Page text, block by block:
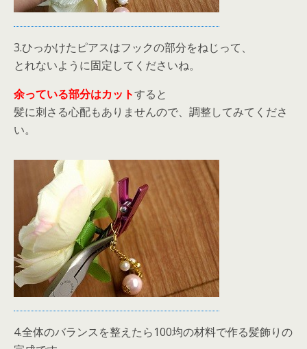
3.ひっかけたピアスはフックの部分をねじって、
とれないように固定してくださいね。
余っている部分はカットすると
髪に刺さる心配もありませんので、調整してみてくださ
い。
4.全体のバランスを整えたら100均の材料で作る髪飾りの